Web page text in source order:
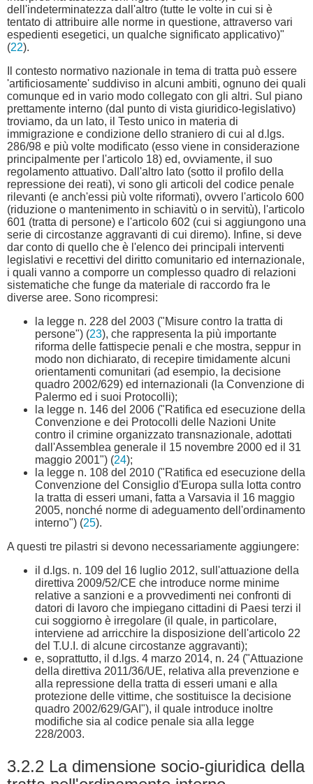
dell'indeterminatezza dall'altro (tutte le volte in cui si è
tentato di attribuire alle norme in questione, attraverso vari
espedienti esegetici, un qualche significato applicativo)"
(22).
Il contesto normativo nazionale in tema di tratta può essere
'artificiosamente' suddiviso in alcuni ambiti, ognuno dei quali
comunque ed in vario modo collegato con gli altri. Sul piano
prettamente interno (dal punto di vista giuridico-legislativo)
troviamo, da un lato, il Testo unico in materia di
immigrazione e condizione dello straniero di cui al d.lgs.
286/98 e più volte modificato (esso viene in considerazione
principalmente per l'articolo 18) ed, ovviamente, il suo
regolamento attuativo. Dall'altro lato (sotto il profilo della
repressione dei reati), vi sono gli articoli del codice penale
rilevanti (e anch'essi più volte riformati), ovvero l'articolo 600
(riduzione o mantenimento in schiavitù o in servitù), l'articolo
601 (tratta di persone) e l'articolo 602 (cui si aggiungono una
serie di circostanze aggravanti di cui diremo). Infine, si deve
dar conto di quello che è l'elenco dei principali interventi
legislativi e recettivi del diritto comunitario ed internazionale,
i quali vanno a comporre un complesso quadro di relazioni
sistematiche che funge da materiale di raccordo fra le
diverse aree. Sono ricompresi:
la legge n. 228 del 2003 ("Misure contro la tratta di
persone") (23), che rappresenta la più importante
riforma delle fattispecie penali e che mostra, seppur in
modo non dichiarato, di recepire timidamente alcuni
orientamenti comunitari (ad esempio, la decisione
quadro 2002/629) ed internazionali (la Convenzione di
Palermo ed i suoi Protocolli);
la legge n. 146 del 2006 ("Ratifica ed esecuzione della
Convenzione e dei Protocolli delle Nazioni Unite
contro il crimine organizzato transnazionale, adottati
dall'Assemblea generale il 15 novembre 2000 ed il 31
maggio 2001") (24);
la legge n. 108 del 2010 ("Ratifica ed esecuzione della
Convenzione del Consiglio d'Europa sulla lotta contro
la tratta di esseri umani, fatta a Varsavia il 16 maggio
2005, nonché norme di adeguamento dell'ordinamento
interno") (25).
A questi tre pilastri si devono necessariamente aggiungere:
il d.lgs. n. 109 del 16 luglio 2012, sull'attuazione della
direttiva 2009/52/CE che introduce norme minime
relative a sanzioni e a provvedimenti nei confronti di
datori di lavoro che impiegano cittadini di Paesi terzi il
cui soggiorno è irregolare (il quale, in particolare,
interviene ad arricchire la disposizione dell'articolo 22
del T.U.I. di alcune circostanze aggravanti);
e, soprattutto, il d.lgs. 4 marzo 2014, n. 24 ("Attuazione
della direttiva 2011/36/UE, relativa alla prevenzione e
alla repressione della tratta di esseri umani e alla
protezione delle vittime, che sostituisce la decisione
quadro 2002/629/GAI"), il quale introduce inoltre
modifiche sia al codice penale sia alla legge
228/2003.
3.2.2 La dimensione socio-giuridica della